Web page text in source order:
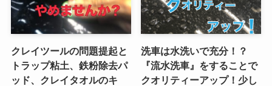
クレイツールの問題提起と
トラップ粘土、鉄粉除去パ
ッド、クレイタオルのキ
洗車は水洗いで充分！？
『流水洗車』をすることで
クオリティーアップ！少し